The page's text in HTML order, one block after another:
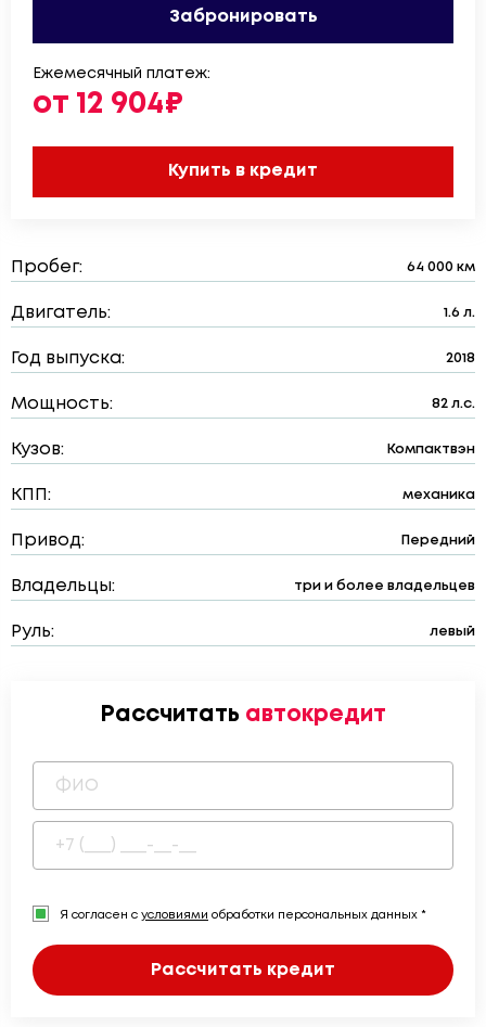
Забронировать
Ежемесячный платеж:
от 12 904₽
Купить в кредит
Пробег: 64 000 км
Двигатель: 1.6 л.
Год выпуска: 2018
Мощность: 82 л.с.
Кузов: Компактвэн
КПП: механика
Привод: Передний
Владельцы: три и более владельцев
Руль: левый
Рассчитать автокредит
Я согласен с условиями обработки персональных данных *
Рассчитать кредит